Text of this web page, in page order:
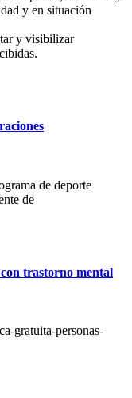
y en situación
y visibilizar
de deporte
de
trastorno mental
gratuita-personas-